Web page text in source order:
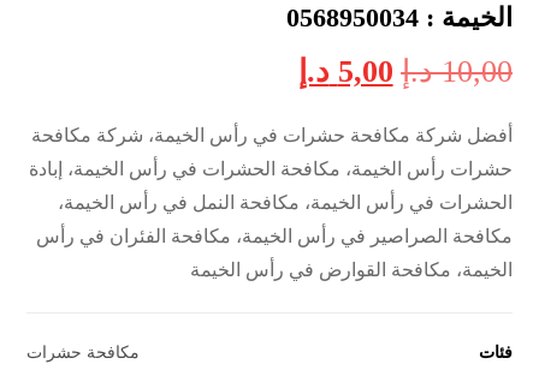
الخيمة : 0568950034
10,00 د.إ 5,00 د.إ
أفضل شركة مكافحة حشرات في رأس الخيمة، شركة مكافحة
حشرات رأس الخيمة، مكافحة الحشرات في رأس الخيمة، إبادة
الحشرات في رأس الخيمة، مكافحة النمل في رأس الخيمة،
مكافحة الصراصير في رأس الخيمة، مكافحة الفئران في رأس
الخيمة، مكافحة القوارض في رأس الخيمة
فئات مكافحة حشرات